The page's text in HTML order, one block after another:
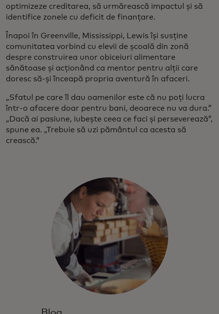
optimizeze creditarea, să urmărească impactul și să
identifice zonele cu deficit de finanțare.
Înapoi în Greenville, Mississippi, Lewis își susține
comunitatea vorbind cu elevii de școală din zonă
despre construirea unor obiceiuri alimentare
sănătoase și acționând ca mentor pentru alții care
doresc să-și înceapă propria aventură în afaceri.
„Sfatul pe care îl dau oamenilor este că nu poți lucra
într-o afacere doar pentru bani, deoarece nu va dura.”
„Dacă ai pasiune, iubește ceea ce faci și perseverează”,
spune ea. „Trebuie să uzi pământul ca acesta să
crească.”